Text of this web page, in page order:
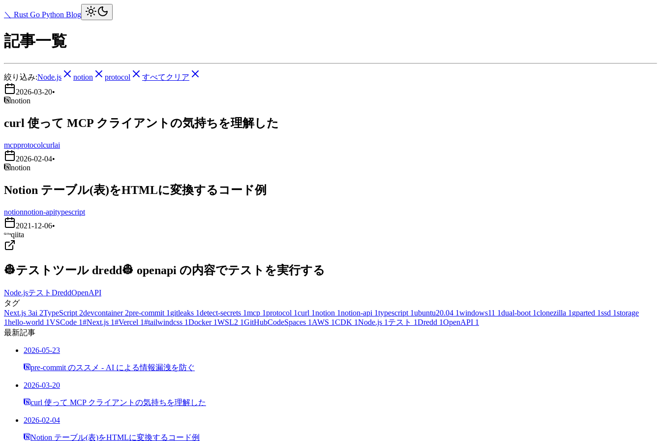
＼ Rust Go Python Blog
記事一覧
絞り込み:Node.js notion protocol
すべてクリア
2026-03-20•
notion
curl 使って MCP クライアントの気持ちを理解した
mcpprotocolcurlai
2026-02-04•
notion
Notion テーブル(表)をHTMLに変換するコード例
notionnotion-apitypescript
2021-12-06•
qiita
👷テストツール dredd👷 openapi の内容でテストを実行する
Node.jsテスト DreddOpenAPI
タグ
Next.js 3ai 2TypeScript 2devcontainer 2pre-commit 1 gitleaks 1detect-secrets 1mcp 1protocol 1curl 1notion 1notion-api 1typescript 1ubuntu20.04 1windows11 1dual-boot 1clonezilla 1 gparted 1ssd 1storage
1hello-world 1VSCode 1#Next.js 1#Vercel 1#tailwindcss 1Docker 1WSL2 1GitHubCodeSpaces 1 AWS 1CDK 1Node.js 1 テスト 1Dredd 1OpenAPI 1
最新記事
2026-05-23
pre-commit のススメ - AI による情報漏洩を防ぐ
2026-03-20
curl 使って MCP クライアントの気持ちを理解した
2026-02-04
Notion テーブル(表)をHTMLに変換するコード例